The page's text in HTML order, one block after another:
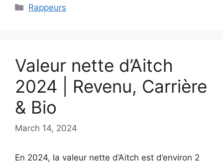
Categories
Rappeurs
Valeur nette d’Aitch
2024 | Revenu, Carrière
& Bio
March 14, 2024
En 2024, la valeur nette d’Aitch est d’environ 2